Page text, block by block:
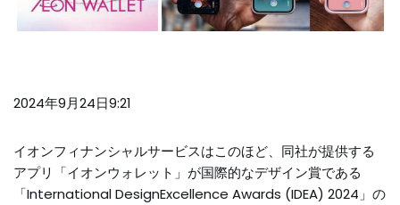
2024年9月24日9:21
イオンフィナンシャルサービスはこのほど、同社が提供する
アプリ「イオンウォレット」が国際的なデザイン賞である
「International DesignExcellence Awards (IDEA) 2024」の